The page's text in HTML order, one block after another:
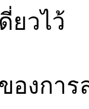
ยวไว้
องกา